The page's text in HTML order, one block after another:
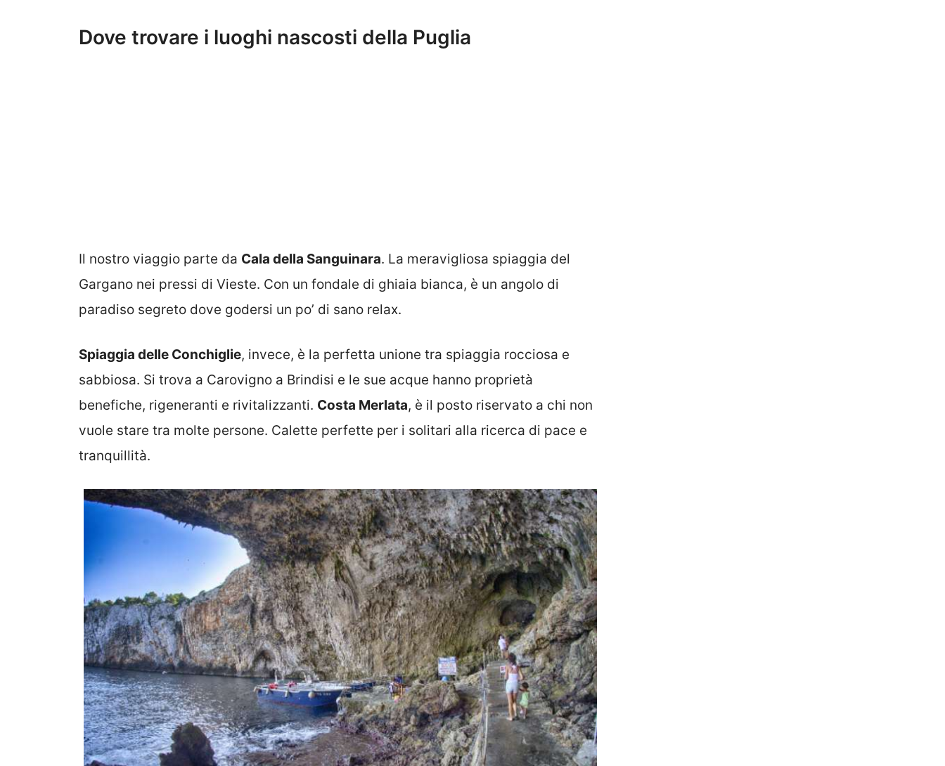
Dove trovare i luoghi nascosti della Puglia
Il nostro viaggio parte da Cala della Sanguinara. La meravigliosa spiaggia del
Gargano nei pressi di Vieste. Con un fondale di ghiaia bianca, è un angolo di
paradiso segreto dove godersi un po’ di sano relax.
Spiaggia delle Conchiglie, invece, è la perfetta unione tra spiaggia rocciosa e
sabbiosa. Si trova a Carovigno a Brindisi e le sue acque hanno proprietà
benefiche, rigeneranti e rivitalizzanti. Costa Merlata, è il posto riservato a chi non
vuole stare tra molte persone. Calette perfette per i solitari alla ricerca di pace e
tranquillità.